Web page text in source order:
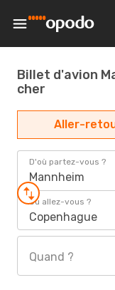
Billet d'avion
cher
Aller-
D'où partez-vous ?
Mannheim
Où allez-vous ?
Copenhague
Quand ?